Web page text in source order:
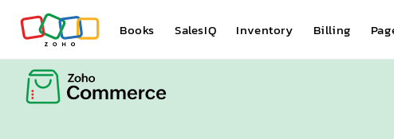
Books SalesIQ Inventory Billing